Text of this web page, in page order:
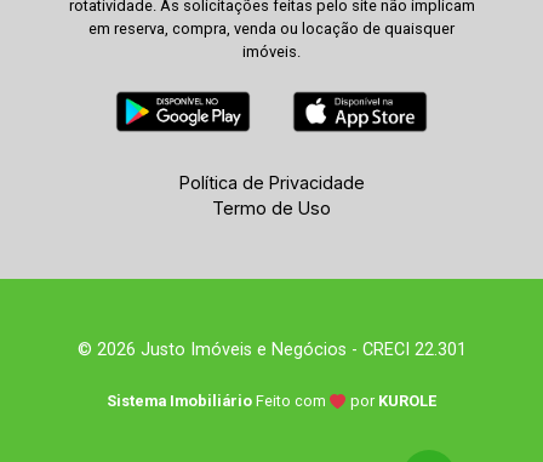
rotatividade. As solicitações feitas pelo site não implicam
em reserva, compra, venda ou locação de quaisquer
imóveis.
Política de Privacidade
Termo de Uso
© 2026 Justo Imóveis e Negócios - CRECI 22.301
Sistema Imobiliário Feito com por KUROLE